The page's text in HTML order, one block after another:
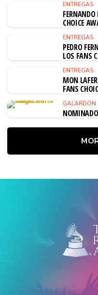
ENTREGAS
FERNANDO
CHOICE
ENTREGAS
PEDRO
LOS FANS
ENTREGAS
MON
FANS
GALARDON